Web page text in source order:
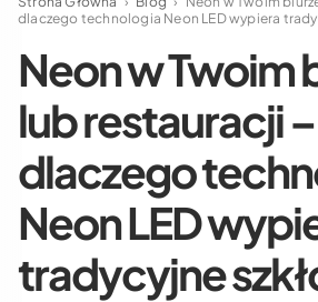
dlaczego technologia Neon LED wypiera
Neon w Twoim
lub restauracji –
dlaczego
Neon LED
tradycyjne